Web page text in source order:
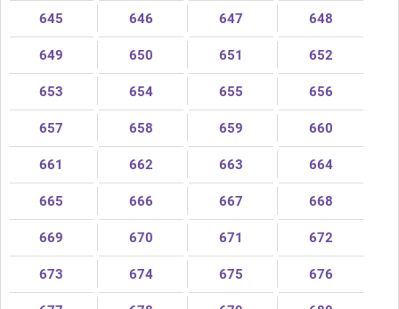
645 646 647 648
649 650 651 652
653 654 655 656
657 658 659 660
661 662 663 664
665 666 667 668
669 670 671 672
673 674 675 676